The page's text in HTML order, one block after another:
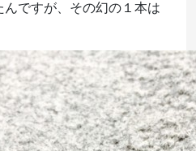
んですが、その幻の１本は